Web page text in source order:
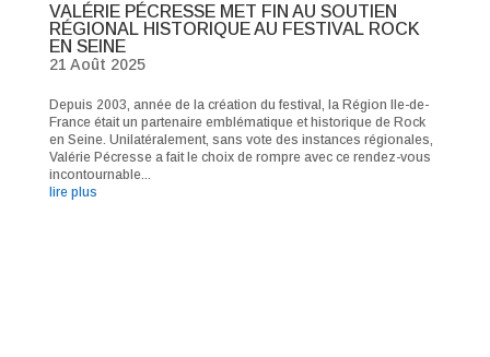
VALÉRIE PÉCRESSE MET FIN AU SOUTIEN
RÉGIONAL HISTORIQUE AU FESTIVAL ROCK
EN SEINE
21 Août 2025
Depuis 2003, année de la création du festival, la Région Ile-de-
France était un partenaire emblématique et historique de Rock
en Seine. Unilatéralement, sans vote des instances régionales,
Valérie Pécresse a fait le choix de rompre avec ce rendez-vous
incontournable...
lire plus